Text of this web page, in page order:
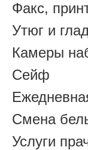
Факс,
Утюг и
Камеры
Сейф
Смена
Услуги